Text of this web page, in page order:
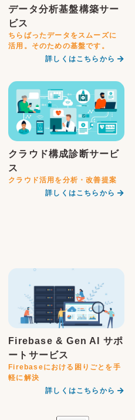
データ分析基盤構築サー
ビス
ちらばったデータをスムーズに
活用。そのための基盤です。
詳しくはこちらから
クラウド構成診断サービ
ス
クラウド活用を分析・改善提案
詳しくはこちらから
Firebase & Gen AI サポ
ートサービス
Firebaseにおける困りごとを手
軽に解決
詳しくはこちらから